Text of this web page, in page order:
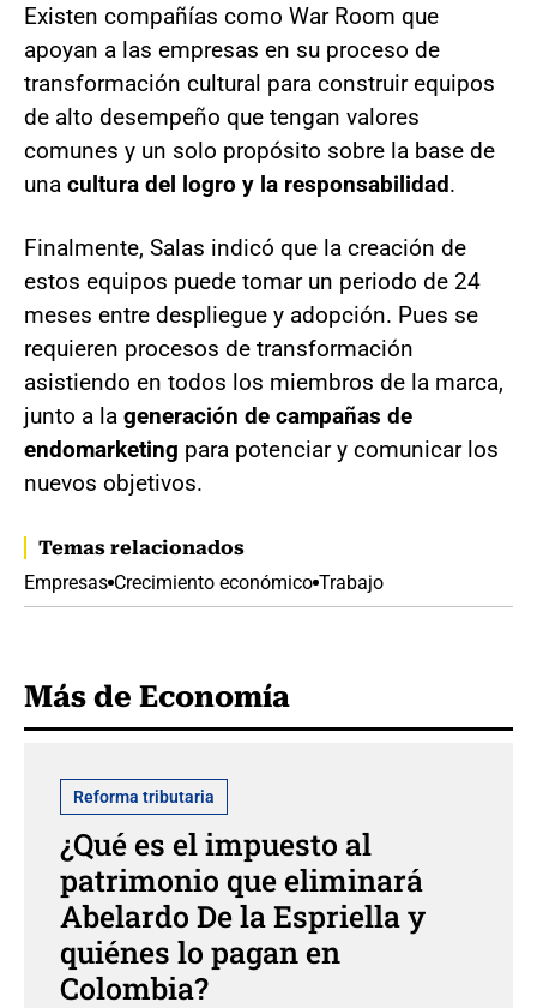
Existen compañías como War Room que
apoyan a las empresas en su proceso de
transformación cultural para construir equipos
de alto desempeño que tengan valores
comunes y un solo propósito sobre la base de
una cultura del logro y la responsabilidad.
Finalmente, Salas indicó que la creación de
estos equipos puede tomar un periodo de 24
meses entre despliegue y adopción. Pues se
requieren procesos de transformación
asistiendo en todos los miembros de la marca,
junto a la generación de campañas de
endomarketing para potenciar y comunicar los
nuevos objetivos.
Temas relacionados
Empresas Crecimiento económico Trabajo
Más de Economía
Reforma tributaria
¿Qué es el impuesto al
patrimonio que eliminará
Abelardo De la Espriella y
quiénes lo pagan en
Colombia?